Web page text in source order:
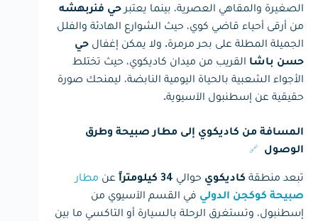
الصغيرة والمقاهي العصرية، بينما يعتبر حي فنربهشه
من أرقى أحياء قاضي كوي، حيث الشوارع الهادئة والفلل
الجميلة المطلة على بحر مرمرة. ولا يمكن إغفال حي
حسن باشا القريب من ميدان كاديكوي، حيث تختلط
الأجواء الشعبية بالحياة اليومية النابضة، ليمنحك صورة
حقيقية عن إسطنبول الآسيوية.
المسافة من كاديكوي إلى مطار صبيحة وطرق
الوصول
🔗
تبعد منطقة كاديكوي حوالي 34 كيلومتراً عن مطار
صبيحة كوكجن الدولي في القسم الآسيوي من
إسطنبول، وتستغرق الرحلة بالسيارة أو التاكسي ما بين